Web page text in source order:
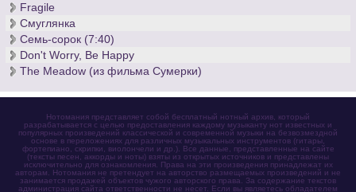
Fragile
Смуглянка
Семь-сорок (7:40)
Don't Worry, Be Happy
The Meadow (из фильма Сумерки)
Нотомания представляет собой бесплатный нотный архив, который
разрабатывается с целью предоставления каждому музыканту нот известных и
популярных произведений классической и современной музыки на безвозмездной
основе в переложениях для различных музыкальных инструментов (гитары,
фортепиано, скрипки, виолончели и др.). Все данные, представленные на сайте
(тексты песен, аккорды и ноты) взяты из открытых источников и представлены
исключительно для ознакомления. Права на эти произведения принадлежат их
авторам. Нотомания не претендует на авторство размещаемых произведений и не
занимается продажей объектов чужого авторского права. За содержание текстов
администрация сайта ответственности не несет. Если вы являетесь обладателем